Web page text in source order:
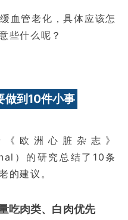
血管老化，具体应该怎
些什么呢？
做到10件小事
欧洲心脏杂志》
）的研究总结了10条
的建议。
吃肉类、白肉优先